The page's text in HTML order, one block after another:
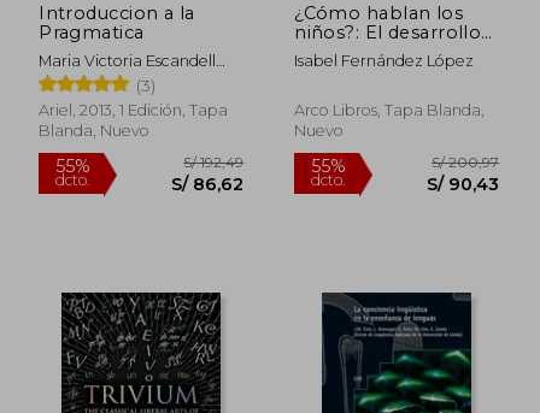
Introduccion a la
Pragmatica
Maria Victoria Escandell
Vidal
(3)
Ariel, 2013, 1 Edición, Tapa
Blanda, Nuevo
¿Cómo hablan los
niños?: El desarrollo
del componente
fonológico en el
(Bibliotheca
Philologica)
Isabel Fernández López
Arco Libros, Tapa Blanda,
Nuevo